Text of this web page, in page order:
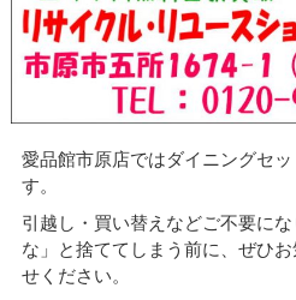
愛品館市原店ではダイニングセ
す。
引越し・買い替えなどご不要に
な」と捨ててしまう前に、ぜひ
せください。